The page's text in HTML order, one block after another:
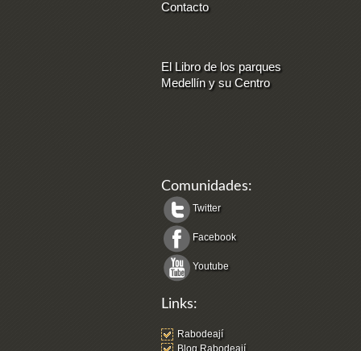
Contacto
El Libro de los parques
Medellín y su Centro
Comunidades:
Twitter
Facebook
Youtube
Links:
Rabodeají
Blog Rabodeají